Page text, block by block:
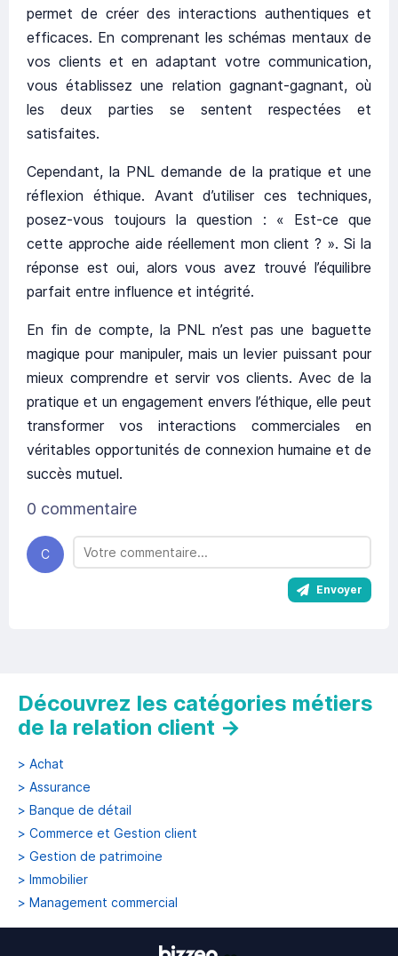
permet de créer des interactions authentiques et
efficaces. En comprenant les schémas mentaux de
vos clients et en adaptant votre communication,
vous établissez une relation gagnant-gagnant, où
les deux parties se sentent respectées et
satisfaites.
Cependant, la PNL demande de la pratique et une
réflexion éthique. Avant d’utiliser ces techniques,
posez-vous toujours la question : « Est-ce que
cette approche aide réellement mon client ? ». Si la
réponse est oui, alors vous avez trouvé l’équilibre
parfait entre influence et intégrité.
En fin de compte, la PNL n’est pas une baguette
magique pour manipuler, mais un levier puissant pour
mieux comprendre et servir vos clients. Avec de la
pratique et un engagement envers l’éthique, elle peut
transformer vos interactions commerciales en
véritables opportunités de connexion humaine et de
succès mutuel.
0 commentaire
C
Envoyer
Découvrez les catégories métiers
de la relation client →
> Achat
> Assurance
> Banque de détail
> Commerce et Gestion client
> Gestion de patrimoine
> Immobilier
> Management commercial